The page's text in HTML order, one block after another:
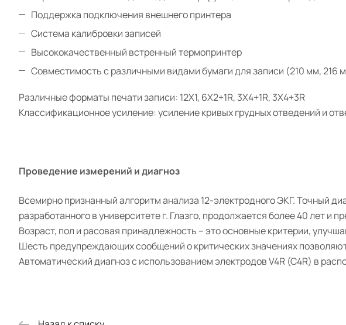
Поддержка подключения внешнего принтера
Система калибровки записей
Высококачественный встренный термопринтер
Совместимость с различными видами бумаги для записи (210 мм, 216
Различные форматы печати записи: 12X1, 6X2+1R, 3X4+1R, 3X4+3R
Классификационное усиление: усиление кривых грудных отведений и
Проведение измерений и диагноз
Всемирно признанный алгоритм анализа 12-электродного ЭКГ. Точный
разработанного в университете г. Глазго, продолжается более 40 лет и
Возраст, пол и расовая принадлежность – это основные критерии,
Шесть предупреждающих сообщений о критических значениях
Автоматический диагноз с использованием электродов V4R (C4R) в